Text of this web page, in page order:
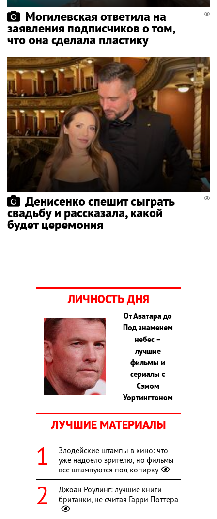
Могилевская ответила на
заявления подписчиков о том,
что она сделала пластику
Денисенко спешит сыграть
свадьбу и рассказала, какой
будет церемония
ЛИЧНОСТЬ ДНЯ
От Аватара до
Под знаменем
небес –
лучшие
фильмы и
сериалы с
Сэмом
Уортингтоном
ЛУЧШИЕ МАТЕРИАЛЫ
Злодейские штампы в кино: что
уже надоело зрителю, но фильмы
все штампуются под копирку
Джоан Роулинг: лучшие книги
британки, не считая Гарри Поттера